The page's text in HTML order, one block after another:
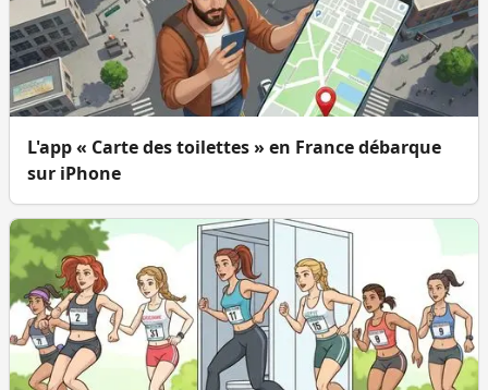
L'app « Carte des toilettes » en France débarque
sur iPhone